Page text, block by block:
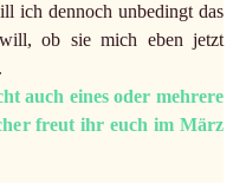
ich dennoch unbedingt das
ob sie mich eben jetzt
.
auch eines oder mehrere
freut ihr euch im März